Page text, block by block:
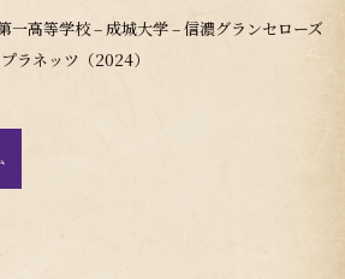
一高等学校 – 成城大学 – 信濃グランセローズ
ラネッツ（2024）